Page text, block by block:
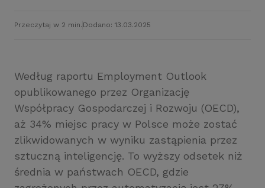
Przeczytaj w 2 min. Dodano: 13.03.2025
Według raportu Employment Outlook
opublikowanego przez Organizację
Współpracy Gospodarczej i Rozwoju (OECD),
aż 34% miejsc pracy w Polsce może zostać
zlikwidowanych w wyniku zastąpienia przez
sztuczną inteligencję. To wyższy odsetek niż
średnia w państwach OECD, gdzie